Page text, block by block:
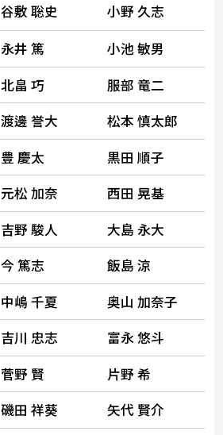
谷敷 聡史
小野 久志
永井 篤
小池 敏男
北畠 巧
服部 竜二
渡邊 誉大
松本 慎太郎
豊 慶太
黒田 順子
元松 加奈
西田 晃基
吉野 駿人
大島 永大
今 篤志
飯島 涼
中嶋 千夏
奥山 加奈子
吉川 忠志
富永 悠斗
菅野 賢
片野 希
磯田 祥葵
矢代 賢介